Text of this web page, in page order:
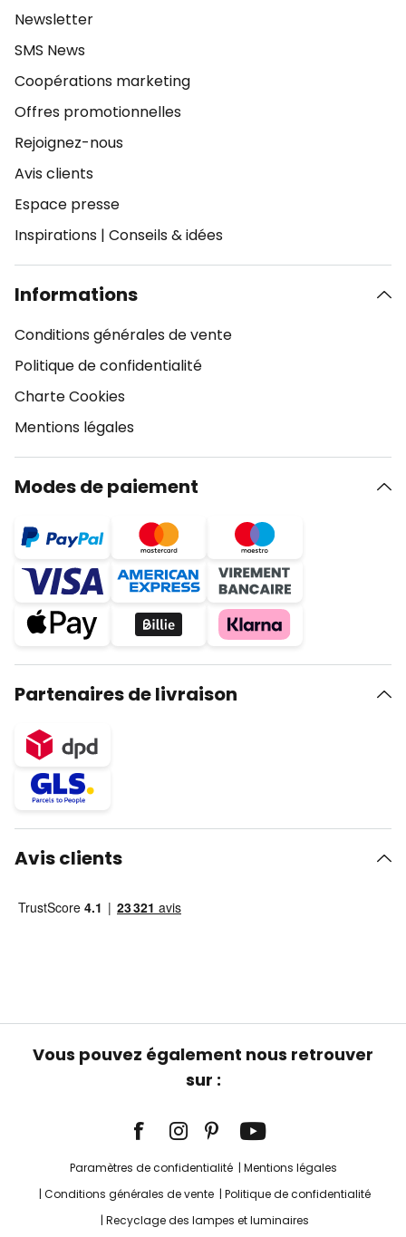
Newsletter
SMS News
Coopérations marketing
Offres promotionnelles
Rejoignez-nous
Avis clients
Espace presse
Inspirations | Conseils & idées
Informations
Conditions générales de vente
Politique de confidentialité
Charte Cookies
Mentions légales
Modes de paiement
Partenaires de livraison
Avis clients
Vous pouvez également nous retrouver
sur :
Paramètres de confidentialité
Mentions légales
Conditions générales de vente
Politique de confidentialité
Recyclage des lampes et luminaires